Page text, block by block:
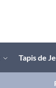
Tapis de